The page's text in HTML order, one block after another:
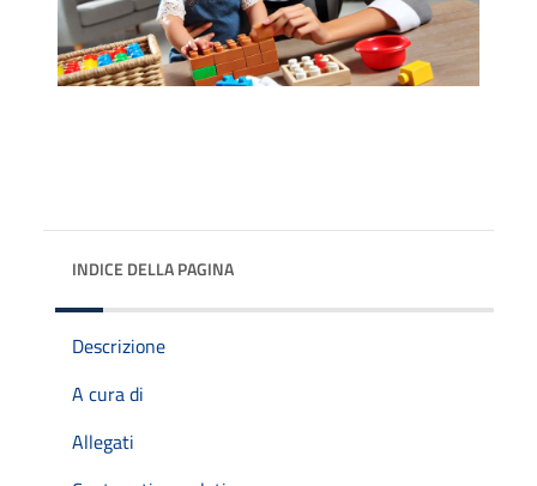
INDICE DELLA PAGINA
Descrizione
A cura di
Allegati